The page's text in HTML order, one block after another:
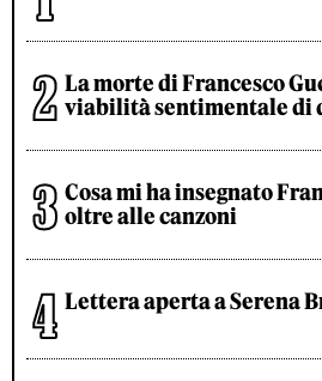
La morte di Francesco
viabilità sentimentale di
Cosa mi ha insegnato
oltre alle canzoni
Lettera aperta a Serena